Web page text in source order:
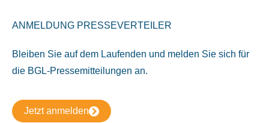
ANMELDUNG PRESSEVERTEILER
Bleiben Sie auf dem Laufenden und melden Sie sich für
die BGL-Pressemitteilungen an.
Jetzt anmelden